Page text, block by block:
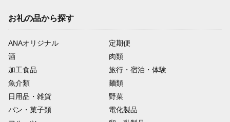
お礼の品から探す
ANAオリジナル
定期便
酒
肉類
加工食品
旅行・宿泊・体験
魚介類
麺類
日用品・雑貨
野菜
パン・菓子類
電化製品